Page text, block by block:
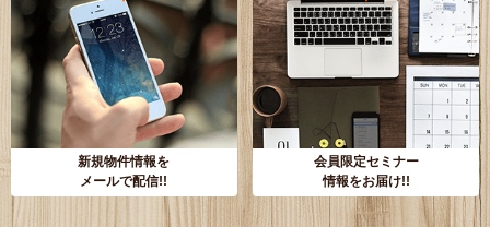
新規物件情報を
メールで配信!!
会員限定セミナー
情報をお届け!!